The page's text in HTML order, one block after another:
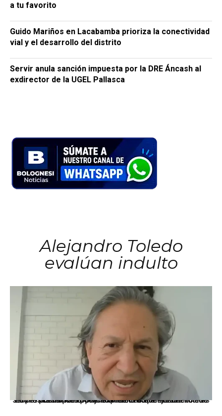
a tu favorito
Guido Mariños en Lacabamba prioriza la conectividad
vial y el desarrollo del distrito
Servir anula sanción impuesta por la DRE Áncash al
exdirector de la UGEL Pallasca
Alejandro Toledo
evalúan indulto
La presidenta Keiko Fujimori informó que la solicitud de indulto presentada por el expresidente Alejandro Toledo será evaluada por la Comisión de Gracias Presidenciales conforme al procedimiento establecido.